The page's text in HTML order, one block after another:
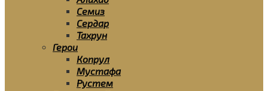
Семиз
Сердар
Тахрун
Герои
Копрул
Мустафа
Рустем